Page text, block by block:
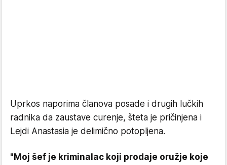
Uprkos naporima članova posade i drugih lučkih
radnika da zaustave curenje, šteta je pričinjena i
Lejdi Anastasia je delimično potopljena.
"Moj šef je kriminalac koji prodaje oružje koje